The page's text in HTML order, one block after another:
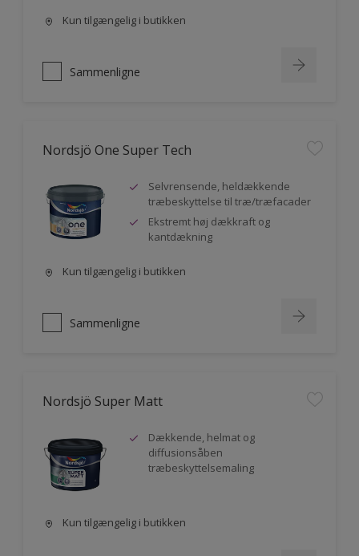
Kun tilgængelig i butikken
Sammenligne
Nordsjö One Super Tech
Selvrensende, heldækkende
træbeskyttelse til træ/træfacader
Ekstremt høj dækkraft og
kantdækning
Kun tilgængelig i butikken
Sammenligne
Nordsjö Super Matt
Dækkende, helmat og
diffusionsåben
træbeskyttelsemaling
Kun tilgængelig i butikken